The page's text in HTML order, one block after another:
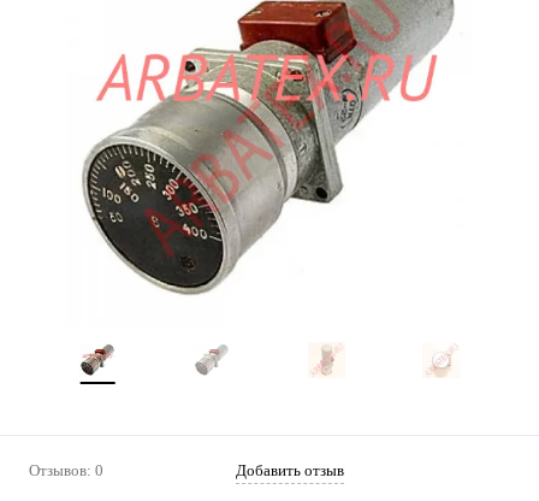
Отзывов: 0 Добавить отзыв